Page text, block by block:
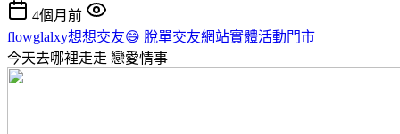
4個月前
flowglalxy想想交友😄 脫單交友網站實體活動門市
今天去哪裡走走 戀愛情事